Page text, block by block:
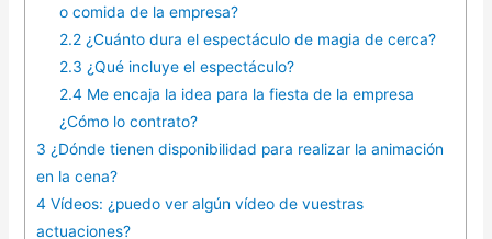
o comida de la empresa?
2.2 ¿Cuánto dura el espectáculo de magia de cerca?
2.3 ¿Qué incluye el espectáculo?
2.4 Me encaja la idea para la fiesta de la empresa
¿Cómo lo contrato?
3 ¿Dónde tienen disponibilidad para realizar la animación
en la cena?
4 Vídeos: ¿puedo ver algún vídeo de vuestras
actuaciones?